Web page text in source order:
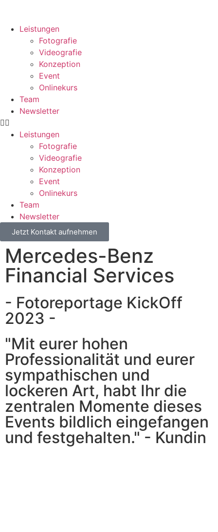
Leistungen
Fotografie
Videografie
Konzeption
Event
Onlinekurs
Team
Newsletter
Leistungen
Fotografie
Videografie
Konzeption
Event
Onlinekurs
Team
Newsletter
Jetzt Kontakt aufnehmen
Mercedes-Benz
Financial Services
- Fotoreportage KickOff
2023 -
"Mit eurer hohen
Professionalität und eurer
sympathischen und
lockeren Art, habt Ihr die
zentralen Momente dieses
Events bildlich eingefangen
und festgehalten." - Kundin